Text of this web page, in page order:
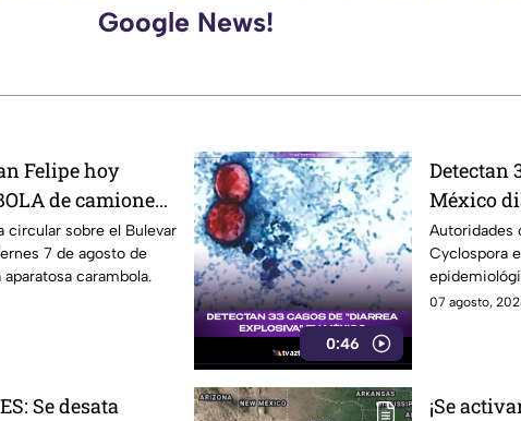
Google News!
Felipe hoy
de camiones
circular sobre el Bulevar
7 de agosto de
carambola.
0:46
Detectan
México
Autoridades
Cyclospora
Quintana
07 agosto,
Se desata
¡Se